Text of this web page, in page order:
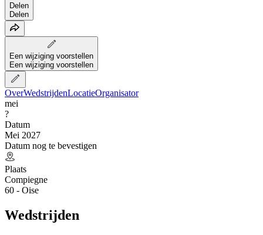
Delen
Delen
Een wijziging voorstellen
Een wijziging voorstellen
OverWedstrijdenLocatieOrganisator
mei
?
Datum
Mei 2027
Datum nog te bevestigen
Plaats
Compiegne
60 - Oise
Wedstrijden